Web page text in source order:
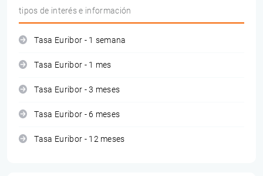
tipos de interés e información
Tasa Euribor - 1 semana
Tasa Euribor - 1 mes
Tasa Euribor - 3 meses
Tasa Euribor - 6 meses
Tasa Euribor - 12 meses